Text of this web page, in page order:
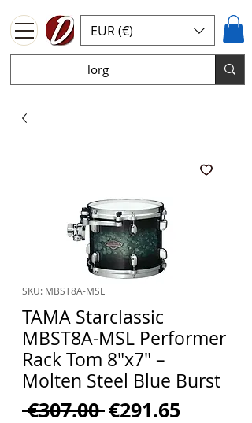
EUR (€)
SKU: MBST8A-MSL
TAMA Starclassic
MBST8A-MSL Performer
Rack Tom 8"x7" –
Molten Steel Blue Burst
€307.00 Regular
€291.65Sale